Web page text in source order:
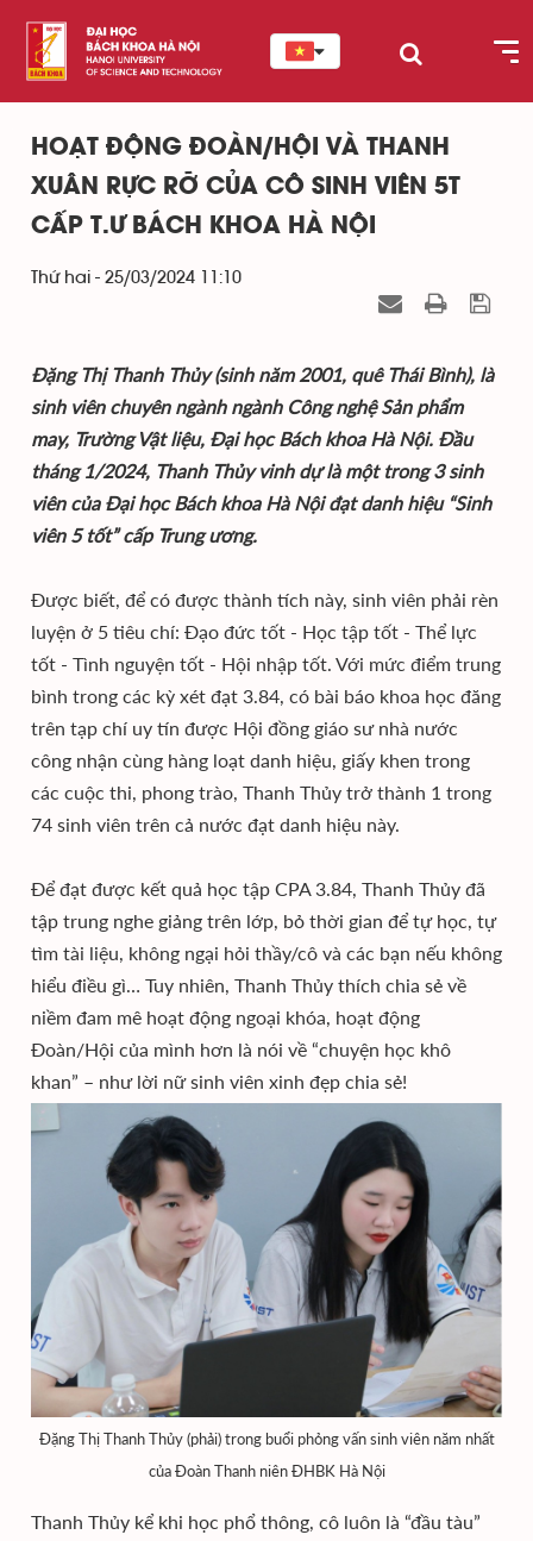
HOẠT ĐỘNG ĐOÀN/HỘI VÀ THANH
XUÂN RỰC RỠ CỦA CÔ SINH VIÊN 5T
CẤP T.Ư BÁCH KHOA HÀ NỘI
Thứ hai - 25/03/2024 11:10
Đặng Thị Thanh Thủy (sinh năm 2001, quê Thái Bình), là
sinh viên chuyên ngành ngành Công nghệ Sản phẩm
may, Trường Vật liệu, Đại học Bách khoa Hà Nội. Đầu
tháng 1/2024, Thanh Thủy vinh dự là một trong 3 sinh
viên của Đại học Bách khoa Hà Nội đạt danh hiệu “Sinh
viên 5 tốt” cấp Trung ương.
Được biết, để có được thành tích này, sinh viên phải rèn
luyện ở 5 tiêu chí: Đạo đức tốt - Học tập tốt - Thể lực
tốt - Tình nguyện tốt - Hội nhập tốt. Với mức điểm trung
bình trong các kỳ xét đạt 3.84, có bài báo khoa học đăng
trên tạp chí uy tín được Hội đồng giáo sư nhà nước
công nhận cùng hàng loạt danh hiệu, giấy khen trong
các cuộc thi, phong trào, Thanh Thủy trở thành 1 trong
74 sinh viên trên cả nước đạt danh hiệu này.
Để đạt được kết quả học tập CPA 3.84, Thanh Thủy đã
tập trung nghe giảng trên lớp, bỏ thời gian để tự học, tự
tìm tài liệu, không ngại hỏi thầy/cô và các bạn nếu không
hiểu điều gì… Tuy nhiên, Thanh Thủy thích chia sẻ về
niềm đam mê hoạt động ngoại khóa, hoạt động
Đoàn/Hội của mình hơn là nói về “chuyện học khô
khan” – như lời nữ sinh viên xinh đẹp chia sẻ!
Đặng Thị Thanh Thủy (phải) trong buổi phỏng vấn sinh viên năm nhất
của Đoàn Thanh niên ĐHBK Hà Nội
Thanh Thủy kể khi học phổ thông, cô luôn là “đầu tàu”